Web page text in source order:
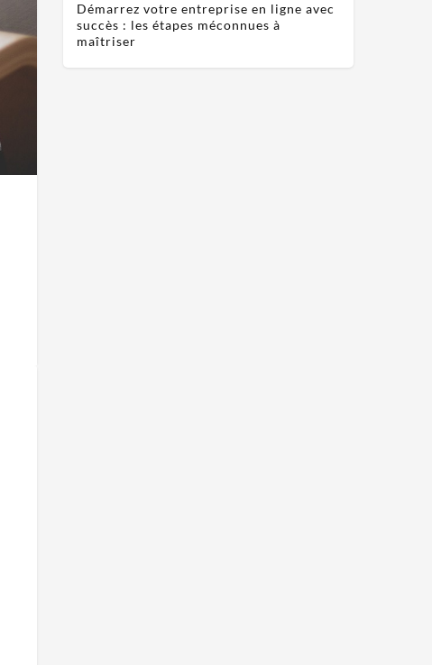
Démarrez votre entreprise en ligne avec
succès : les étapes méconnues à
maîtriser